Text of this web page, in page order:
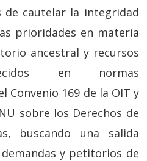
de cautelar la integridad
prioridades en materia
ancestral y recursos
en normas
Convenio 169 de la OIT y
sobre los Derechos de
buscando una salida
y petitorios de